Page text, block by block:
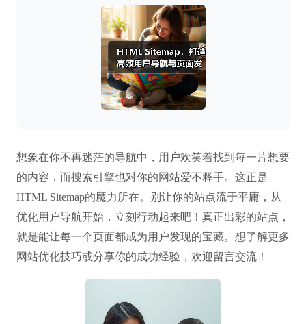
想象在你不再迷茫的导航中，用户欢笑着找到每一片想要
的内容，而搜索引擎也对你的网站爱不释手。这正是
HTML Sitemap的魔力所在。别让你的站点流于平庸，从
优化用户导航开始，立刻行动起来吧！真正出彩的站点，
就是能让每一个页面都成为用户发现的宝藏。想了解更多
网站优化技巧或分享你的成功经验，欢迎留言交流！